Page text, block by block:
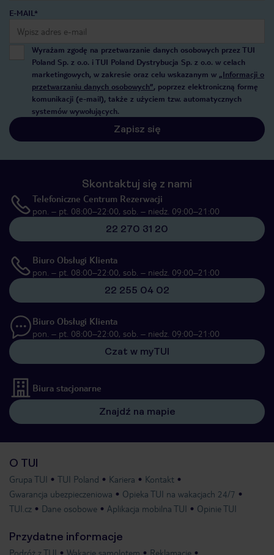
E-MAIL*
Wyrażam zgodę na przetwarzanie danych osobowych przez TUI
Poland Sp. z o.o. i TUI Poland Dystrybucja Sp. z o.o. w celach
marketingowych, w zakresie oraz celu wskazanym w „Informacji o
przetwarzaniu danych osobowych”, poprzez elektroniczną formę
komunikacji (e-mail), także z użyciem tzw. automatycznych
systemów wywołujących.
Zapisz się
Skontaktuj się z nami
Telefoniczne Centrum Rezerwacji
pon. – pt. 08:00–22:00, sob. – niedz. 09:00–21:00
22 270 31 20
Biuro Obsługi Klienta
pon. – pt. 08:00–22:00, sob. – niedz. 09:00–21:00
22 255 04 02
Biuro Obsługi Klienta
pon. – pt. 08:00–22:00, sob. – niedz. 09:00–21:00
Czat w myTUI
Biura stacjonarne
Znajdź na mapie
O TUI
Grupa TUI TUI Poland Kariera
Kontakt
Gwarancja ubezpieczeniowa
Opieka TUI na wakacjach 24/7
TUI.cz
Dane osobowe Aplikacja mobilna TUI Opinie TUI
Przydatne informacje
Podróż z TUI Wakacje samolotem Reklamacje